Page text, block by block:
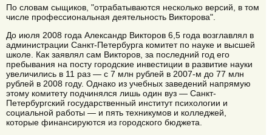
По словам сыщиков, "отрабатываются несколько версий, в том
числе профессиональная деятельность Викторова".
До июля 2008 года Александр Викторов 6,5 года возглавлял в
администрации Санкт-Петербурга комитет по науке и высшей
школе. Как заявлял сам Викторов, за последний год его
пребывания на посту городские инвестиции в развитие науки
увеличились в 11 раз — с 7 млн рублей в 2007-м до 77 млн
рублей в 2008 году. Однако из учебных заведений напрямую
этому комитету подчинялся лишь один вуз — Санкт-
Петербургский государственный институт психологии и
социальной работы — и пять техникумов и колледжей,
которые финансируются из городского бюджета.